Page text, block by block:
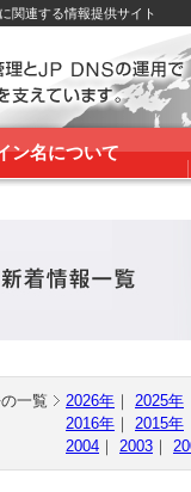
関連する情報提供サイト
ン名について
一覧 2026年 ｜ 2025年
2016年 ｜ 2015年
2004 ｜ 2003 ｜